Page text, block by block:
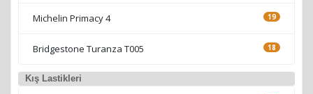
Michelin Primacy 4 19
Bridgestone Turanza T005 18
Kış Lastikleri